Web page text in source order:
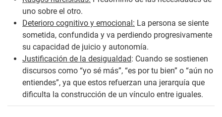
uno sobre el otro.
Deterioro cognitivo y emocional: La persona se siente
sometida, confundida y va perdiendo progresivamente
su capacidad de juicio y autonomía.
Justificación de la desigualdad: Cuando se sostienen
discursos como “yo sé más”, “es por tu bien” o “aún no
entiendes”, ya que estos refuerzan una jerarquía que
dificulta la construcción de un vínculo entre iguales.